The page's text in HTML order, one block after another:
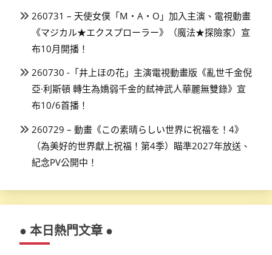
260731 – 天使女僕「M・A・O」加入主演、電視動畫
《マジカル★エクスプローラー》（魔法★探險家）宣
布10月開播！
260730 -「井上ほの花」主演電視動畫版《亂世千金倪
亞·利斯頓 轉生為嬌弱千金的弒神武人華麗無雙錄》宣
布10/6首播！
260729 – 動畫《この素晴らしい世界に祝福を！4》
（為美好的世界獻上祝福！第4季）瞄準2027年放送、
紀念PV公開中！
● 本日熱門文章 ●